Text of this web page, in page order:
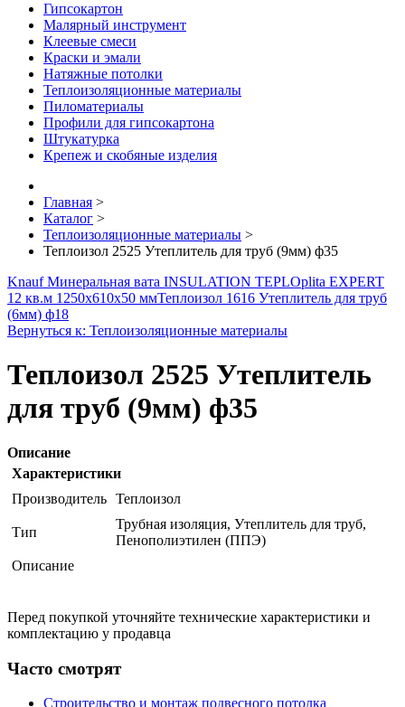
Гипсокартон
Малярный инструмент
Клеевые смеси
Краски и эмали
Натяжные потолки
Теплоизоляционные материалы
Пиломатериалы
Профили для гипсокартона
Штукатурка
Крепеж и скобяные изделия
Главная >
Каталог >
Теплоизоляционные материалы >
Теплоизол 2525 Утеплитель для труб (9мм) ф35
Knauf Минеральная вата INSULATION TEPLOplita EXPERT
12 кв.м 1250x610x50 ммТеплоизол 1616 Утеплитель для труб
(6мм) ф18
Вернуться к: Теплоизоляционные материалы
Теплоизол 2525 Утеплитель
для труб (9мм) ф35
Описание
Характеристики
Производитель Теплоизол
Тип
Трубная изоляция, Утеплитель для труб,
Пенополиэтилен (ППЭ)
Описание
Перед покупкой уточняйте технические характеристики и
комплектацию у продавца
Часто смотрят
Строительство и монтаж подвесного потолка